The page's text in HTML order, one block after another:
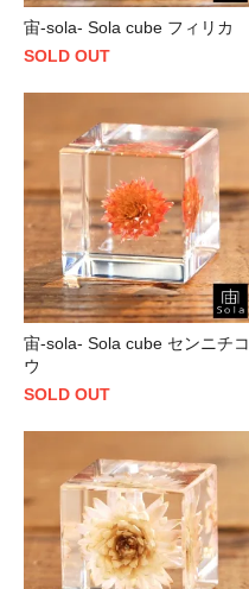
宙-sola- Sola cube フィリカ
SOLD OUT
宙-sola- Sola cube センニチコ
ウ
SOLD OUT